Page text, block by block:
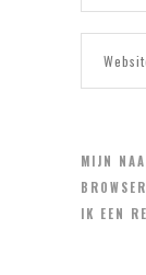
MIJN
IK EEN